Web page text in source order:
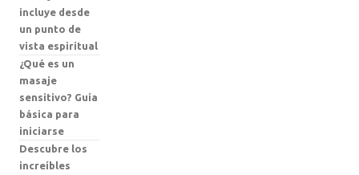
incluye desde
un punto de
vista espiritual
¿Qué es un
masaje
sensitivo? Guía
básica para
iniciarse
Descubre los
increíbles